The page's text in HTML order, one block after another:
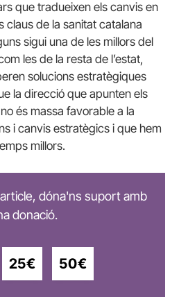
que tradueixen els canvis en
claus de la sanitat catalana
sigui una de les millors del
les de la resta de l’estat,
solucions estratègiques
la direcció que apunten els
és massa favorable a la
i canvis estratègics i que hem
millors.
dóna'ns suport amb
donació.
25€ 50€